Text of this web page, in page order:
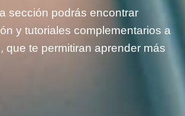
sección podrás encontrar
y tutoriales complementarios a
que te permitiran aprender más